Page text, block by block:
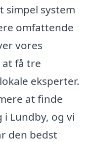
simpel system
omfattende
vores
få tre
eksperter.
at finde
Lundby, og vi
den bedst